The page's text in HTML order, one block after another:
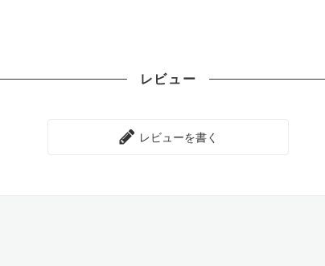
レビュー
レビューを書く